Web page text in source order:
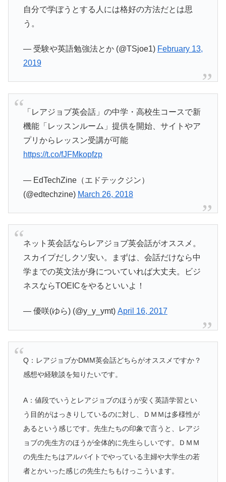
自分で学ぼうとする人には格好の方法だとは思
う。
— 受験や英語勉強法とか (@TSjoe1) February 13,
2019
「レアジョブ英会話」の中学・高校生コースで新
機能「レッスンルーム」提供を開始、サイトやア
プリからレッスン受講が可能
https://t.co/fJFMkopfzp
— EdTechZine（エドテックジン）
(@edtechzine) March 26, 2018
ネット英会話ならレアジョブ英会話がオススメ。
スカイプだしクソ安い。まずは、会話だけなら中
学までの英文法が身についていれば大丈夫。ビジ
ネスならTOEICをやるといいよ！
— 優咲(ゆら) (@y_y_ymt) April 16, 2017
Q：レアジョブかDMM英会話どちらがオススメですか？
感想や経験談を知りたいです。
A：値段でいうとレアジョブのほうが安く英語学習とい
う目的がはっきりしているのに対し、ＤＭＭは多様性が
あるという感じです。先生たちの印象で言うと、レアジ
ョブの先生方のほうが全体的に先生らしいです。ＤＭＭ
の先生たちはアルバイトでやっている主婦や大学生の若
者とかいった感じの先生たちもけっこういます。